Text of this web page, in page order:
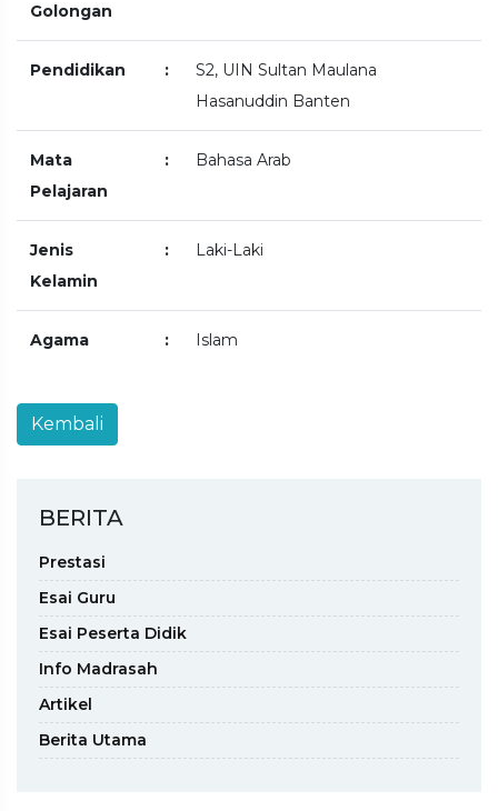
Golongan
Pendidikan :
S2, UIN Sultan Maulana
Hasanuddin Banten
Mata
Pelajaran
: Bahasa Arab
Jenis
Kelamin
: Laki-Laki
Agama : Islam
BERITA
Prestasi
Esai Guru
Esai Peserta Didik
Info Madrasah
Artikel
Berita Utama